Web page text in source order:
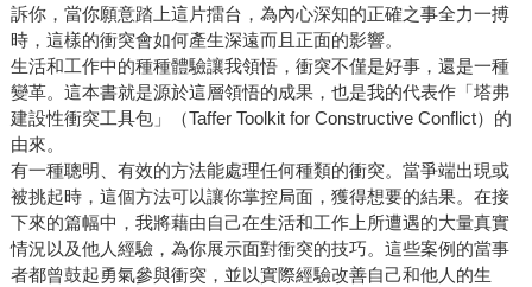
訴你，當你願意踏上這片擂台，為內心深知的正確之事全力一搏
時，這樣的衝突會如何產生深遠而且正面的影響。
生活和工作中的種種體驗讓我領悟，衝突不僅是好事，還是一種
變革。這本書就是源於這層領悟的成果，也是我的代表作「塔弗
建設性衝突工具包」（Taffer Toolkit for Constructive Conflict）的
由來。
有一種聰明、有效的方法能處理任何種類的衝突。當爭端出現或
被挑起時，這個方法可以讓你掌控局面，獲得想要的結果。在接
下來的篇幅中，我將藉由自己在生活和工作上所遭遇的大量真實
情況以及他人經驗，為你展示面對衝突的技巧。這些案例的當事
者都曾鼓起勇氣參與衝突，並以實際經驗改善自己和他人的生